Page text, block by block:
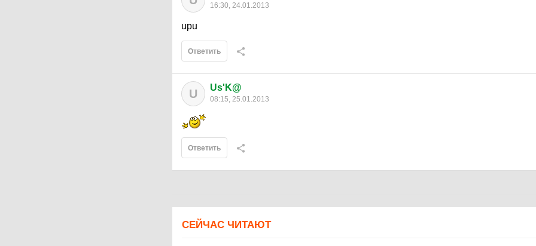
16:30, 24.01.2013
upu
Ответить
U Us'K@
08:15, 25.01.2013
Ответить
СЕЙЧАС ЧИТАЮТ